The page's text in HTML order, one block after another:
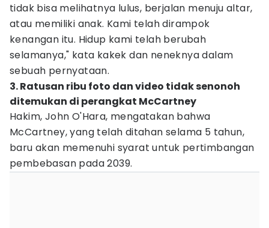
tidak bisa melihatnya lulus, berjalan menuju altar,
atau memiliki anak. Kami telah dirampok
kenangan itu. Hidup kami telah berubah
selamanya," kata kakek dan neneknya dalam
sebuah pernyataan.
3. Ratusan ribu foto dan video tidak senonoh
ditemukan di perangkat McCartney
Hakim, John O'Hara, mengatakan bahwa
McCartney, yang telah ditahan selama 5 tahun,
baru akan memenuhi syarat untuk pertimbangan
pembebasan pada 2039.